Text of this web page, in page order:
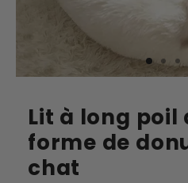
Lit à long poil
forme de
chat